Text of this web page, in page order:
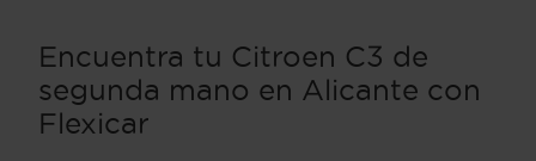
Encuentra tu Citroen C3 de
segunda mano en Alicante con
Flexicar